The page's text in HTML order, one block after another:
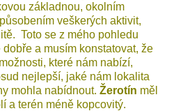
základnou, okolním
veškerých aktivit,
Toto se z mého pohledu
a musím konstatovat, že
které nám nabízí,
nejlepší, jaké nám lokalita
mohla nabídnout. Žerotín měl
a terén méně kopcovitý.